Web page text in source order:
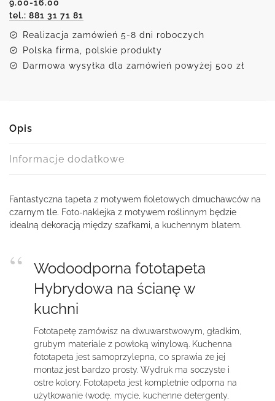
9.00-16.00
tel.: 881 31 71 81
Realizacja zamówień 5-8 dni roboczych
Polska firma, polskie produkty
Darmowa wysyłka dla zamówień powyżej 500 zł
Opis
Informacje dodatkowe
Fantastyczna tapeta z motywem fioletowych dmuchawców na
czarnym tle. Foto-naklejka z motywem roślinnym będzie
idealną dekoracją między szafkami, a kuchennym blatem.
Wodoodporna fototapeta
Hybrydowa na ścianę w
kuchni
Fototapetę zamówisz na dwuwarstwowym, gładkim,
grubym materiale z powłoką winylową. Kuchenna
fototapeta jest samoprzylepna, co sprawia że jej
montaż jest bardzo prosty. Wydruk ma soczyste i
ostre kolory. Fototapeta jest kompletnie odporna na
użytkowanie (wodę, mycie, kuchenne detergenty,